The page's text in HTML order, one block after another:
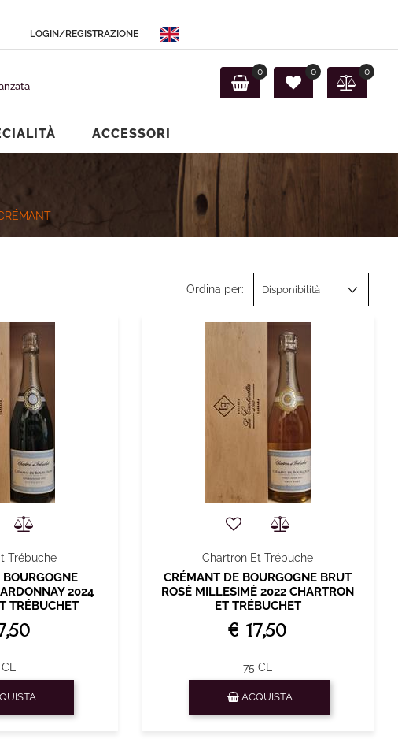
LOGIN/REGISTRAZIONE
disponibili. 0 0 0
ACCESSORI
Ordina per:
Trébuche
2024
TRÉBUCHET
Chartron Et Trébuche
CRÉMANT DE BOURGOGNE BRUT
ROSÈ MILLESIMÈ 2022 CHARTRON
ET TRÉBUCHET
€ 17,50
75 CL
ACQUISTA